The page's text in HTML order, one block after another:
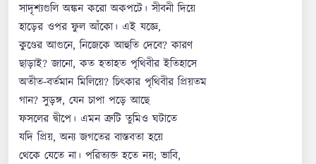
সাদৃশ্যগুলি অঙ্কন করো অকপটে। সীবনী দিয়ে
হাড়ের ওপর ফুল আঁকো। এই যজ্ঞে,
কুণ্ডের আগুনে, নিজেকে আহুতি দেবে? কারণ
ছাড়াই? জানো, কত হতাহত পৃথিবীর ইতিহাসে
অতীত-বর্তমান মিলিয়ে? চিৎকার পৃথিবীর প্রিয়তম
গান? সুড়ঙ্গ, যেন চাপা পড়ে আছে
ফসলের দ্বীপে। এমন ত্রুটি তুমিও ঘটাতে
যদি প্রিয়, অন্য জগতের বাস্তবতা হয়ে
থেকে যেতে না। পরিত্যক্ত হতে নয়; ভাবি,